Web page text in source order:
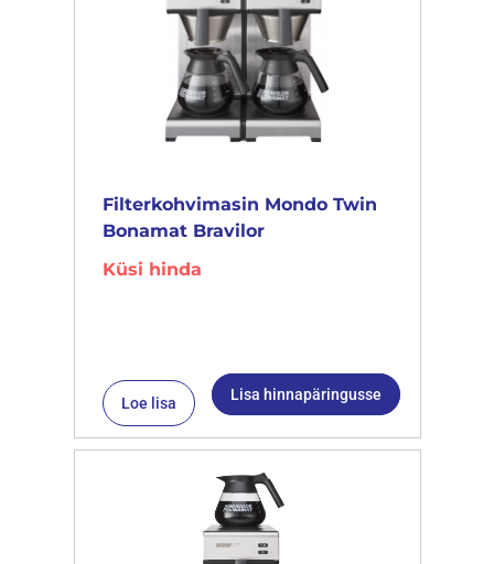
Filterkohvimasin Mondo Twin
Bonamat Bravilor
Küsi hinda
Loe lisa Lisa hinnapäringusse